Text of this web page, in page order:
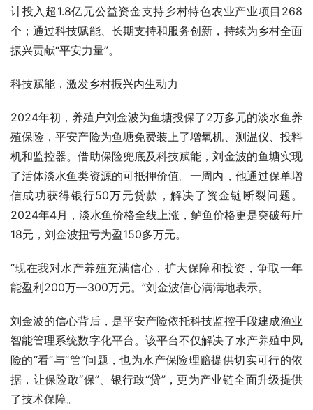
计投入超1.8亿元公益资金支持乡村特色农业产业项目268
个；通过科技赋能、长期支持和服务创新，持续为乡村全面
振兴贡献“平安力量”。
科技赋能，激发乡村振兴内生动力
2024年初，养殖户刘金波为鱼塘投保了2万多元的淡水鱼养
殖保险，平安产险为鱼塘免费装上了增氧机、测温仪、投料
机和监控器。借助保险兜底及科技赋能，刘金波的鱼塘实现
了活体淡水鱼类资源的可抵押价值。一周内，他通过保单增
信成功获得银行50万元贷款，解决了资金链断裂问题。
2024年4月，淡水鱼价格全线上涨，鲈鱼价格更是突破每斤
18元，刘金波扭亏为盈150多万元。
“现在我对水产养殖充满信心，扩大保障和投资，争取一年
能盈利200万—300万元。”刘金波信心满满地表示。
刘金波的信心背后，是平安产险依托科技监控手段建成渔业
智能管理系统数字化平台。该平台不仅解决了水产养殖中风
险的“看”与“管”问题，也为水产保险理赔提供切实可行的依
据，让保险敢“保”、银行敢“贷”，更为产业链全面升级提供
了技术保障。